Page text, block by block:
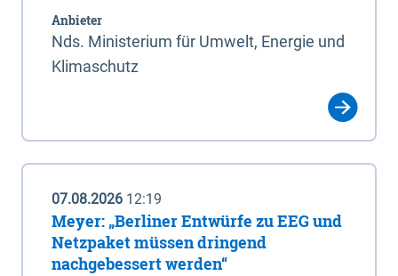
Anbieter
Nds. Ministerium für Umwelt, Energie und
Klimaschutz
07.08.2026 12:19
Meyer: „Berliner Entwürfe zu EEG und
Netzpaket müssen dringend
nachgebessert werden“